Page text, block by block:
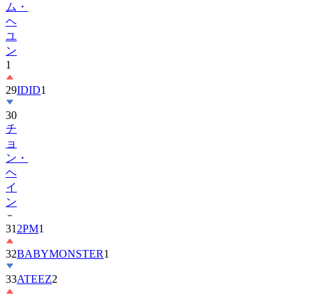
ム・
ヘ
ユ
ン
1
29IDID1
30
チ
ョ
ン・
ヘ
イ
ン
31 2PM1
32BABYMONSTER1
33ATEEZ2